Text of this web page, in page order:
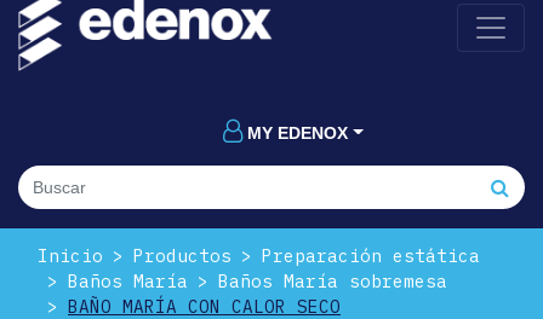
MY EDENOX
Inicio Productos
Preparación estática
Baños María
Baños María sobremesa
BAÑO MARÍA CON CALOR SECO